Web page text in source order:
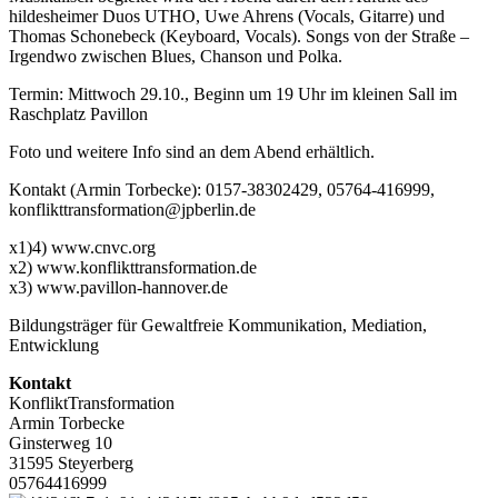
hildesheimer Duos UTHO, Uwe Ahrens (Vocals, Gitarre) und
Thomas Schonebeck (Keyboard, Vocals). Songs von der Straße –
Irgendwo zwischen Blues, Chanson und Polka.
Termin: Mittwoch 29.10., Beginn um 19 Uhr im kleinen Sall im
Raschplatz Pavillon
Foto und weitere Info sind an dem Abend erhältlich.
Kontakt (Armin Torbecke): 0157-38302429, 05764-416999,
konflikttransformation@jpberlin.de
x1)4) www.cnvc.org
x2) www.konflikttransformation.de
x3) www.pavillon-hannover.de
Bildungsträger für Gewaltfreie Kommunikation, Mediation,
Entwicklung
Kontakt
KonfliktTransformation
Armin Torbecke
Ginsterweg 10
31595 Steyerberg
05764416999